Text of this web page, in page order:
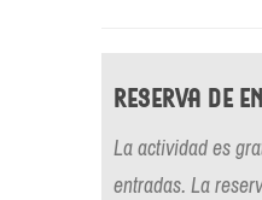
Reserva de
La actividad es
entradas. La